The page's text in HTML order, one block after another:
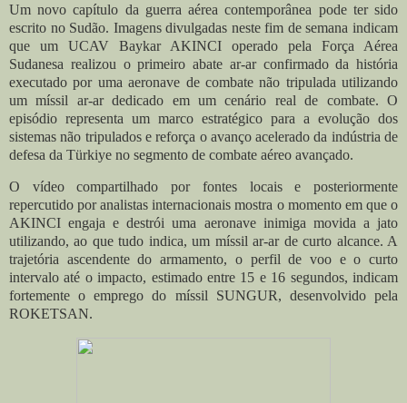
Um novo capítulo da guerra aérea contemporânea pode ter sido
escrito no Sudão. Imagens divulgadas neste fim de semana indicam
que um UCAV Baykar AKINCI operado pela Força Aérea
Sudanesa realizou o primeiro abate ar-ar confirmado da história
executado por uma aeronave de combate não tripulada utilizando
um míssil ar-ar dedicado em um cenário real de combate. O
episódio representa um marco estratégico para a evolução dos
sistemas não tripulados e reforça o avanço acelerado da indústria de
defesa da Türkiye no segmento de combate aéreo avançado.
O vídeo compartilhado por fontes locais e posteriormente
repercutido por analistas internacionais mostra o momento em que o
AKINCI engaja e destrói uma aeronave inimiga movida a jato
utilizando, ao que tudo indica, um míssil ar-ar de curto alcance. A
trajetória ascendente do armamento, o perfil de voo e o curto
intervalo até o impacto, estimado entre 15 e 16 segundos, indicam
fortemente o emprego do míssil SUNGUR, desenvolvido pela
ROKETSAN.